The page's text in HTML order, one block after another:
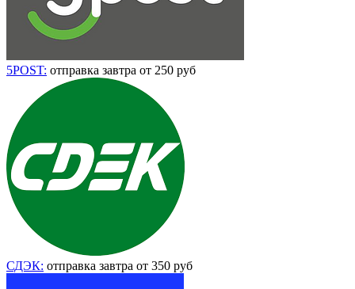
5POST: отправка завтра от 250 руб
СДЭК: отправка завтра от 350 руб